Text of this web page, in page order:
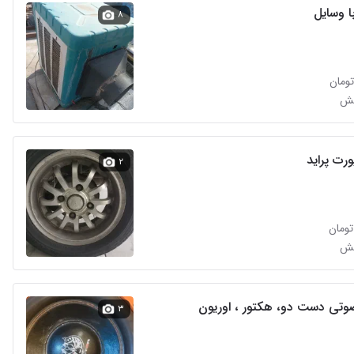
وسایل ۸
پراید ۲
دست دو، هکتور ، اوریون ۳